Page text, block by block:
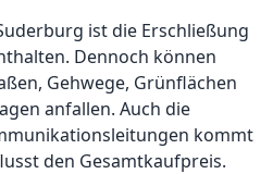
ist die Erschließung
Dennoch können
Gehwege, Grünflächen
anfallen. Auch die
kommt
den Gesamtkaufpreis.